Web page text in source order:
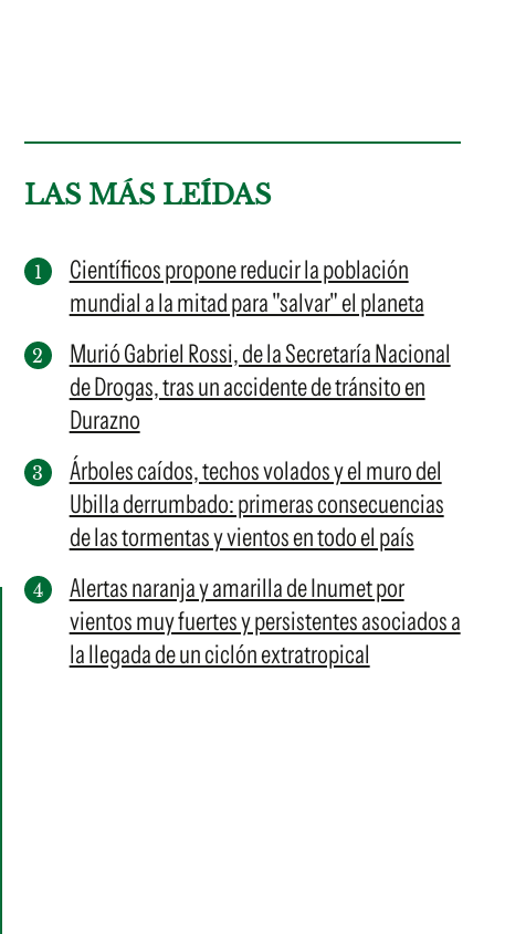
LAS MÁS LEÍDAS
Científicos propone reducir la población
mundial a la mitad para "salvar" el planeta
Murió Gabriel Rossi, de la Secretaría Nacional
de Drogas, tras un accidente de tránsito en
Durazno
Árboles caídos, techos volados y el muro del
Ubilla derrumbado: primeras consecuencias
de las tormentas y vientos en todo el país
Alertas naranja y amarilla de Inumet por
vientos muy fuertes y persistentes asociados a
la llegada de un ciclón extratropical